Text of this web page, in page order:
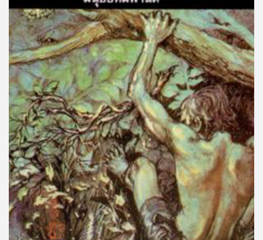
เพล
ย์
ลิ
สต์
ของ
คุณ
เพลง
บทความ
ข่าว
และ
กิจกรรม